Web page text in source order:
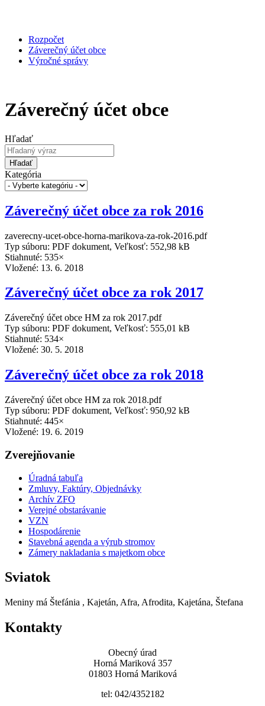
Rozpočet
Záverečný účet obce
Výročné správy
Záverečný účet obce
Hľadať
Hľadať
Kategória
Záverečný účet obce za rok 2016
zaverecny-ucet-obce-horna-marikova-za-rok-2016.pdf
Typ súboru: PDF dokument, Veľkosť: 552,98 kB
Stiahnuté: 535×
Vložené: 13. 6. 2018
Záverečný účet obce za rok 2017
Záverečný účet obce HM za rok 2017.pdf
Typ súboru: PDF dokument, Veľkosť: 555,01 kB
Stiahnuté: 534×
Vložené: 30. 5. 2018
Záverečný účet obce za rok 2018
Záverečný účet obce HM za rok 2018.pdf
Typ súboru: PDF dokument, Veľkosť: 950,92 kB
Stiahnuté: 445×
Vložené: 19. 6. 2019
Zverejňovanie
Úradná tabuľa
Zmluvy, Faktúry, Objednávky
Archív ZFO
Verejné obstarávanie
VZN
Hospodárenie
Stavebná agenda a výrub stromov
Zámery nakladania s majetkom obce
Sviatok
Meniny má Štefánia , Kajetán, Afra, Afrodita, Kajetána, Štefana
Kontakty
Obecný úrad
Horná Mariková 357
01803 Horná Mariková
tel: 042/4352182